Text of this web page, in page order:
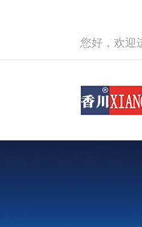
您好，欢迎